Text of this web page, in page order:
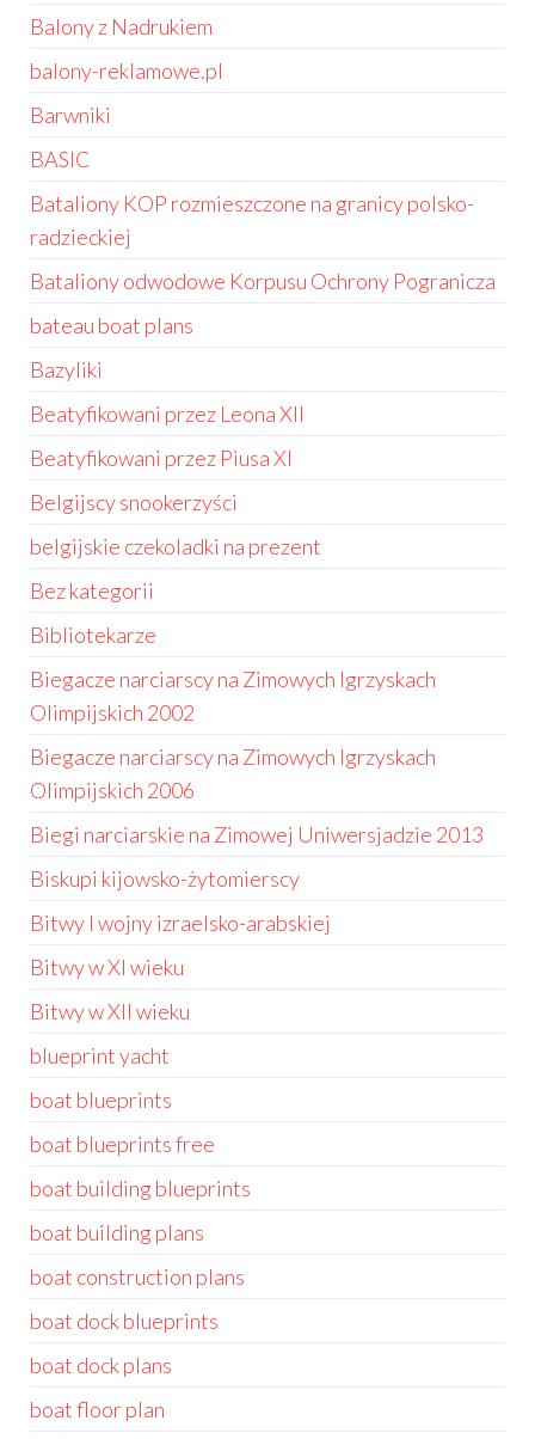
Balony z Nadrukiem
balony-reklamowe.pl
Barwniki
BASIC
Bataliony KOP rozmieszczone na granicy polsko-
radzieckiej
Bataliony odwodowe Korpusu Ochrony Pogranicza
bateau boat plans
Bazyliki
Beatyfikowani przez Leona XII
Beatyfikowani przez Piusa XI
Belgijscy snookerzyści
belgijskie czekoladki na prezent
Bez kategorii
Bibliotekarze
Biegacze narciarscy na Zimowych Igrzyskach
Olimpijskich 2002
Biegacze narciarscy na Zimowych Igrzyskach
Olimpijskich 2006
Biegi narciarskie na Zimowej Uniwersjadzie 2013
Biskupi kijowsko-żytomierscy
Bitwy I wojny izraelsko-arabskiej
Bitwy w XI wieku
Bitwy w XII wieku
blueprint yacht
boat blueprints
boat blueprints free
boat building blueprints
boat building plans
boat construction plans
boat dock blueprints
boat dock plans
boat floor plan